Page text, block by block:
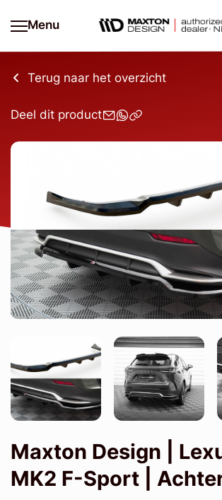
Menu
Terug naar het overzicht
Deel dit product
Maxton Design |
MK2 F-Sport |